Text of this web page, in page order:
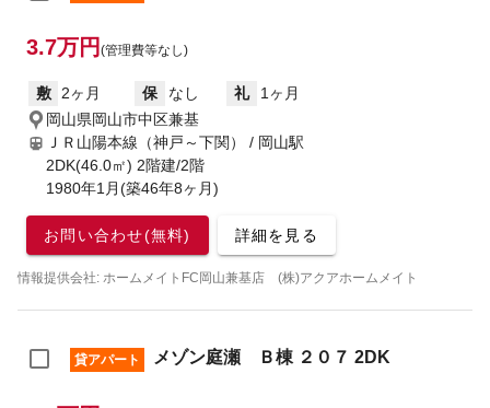
3.7万円 (管理費等なし)
敷 2ヶ月 保 なし 礼
1ヶ月
岡山県岡山市中区兼基
ＪＲ山陽本線（神戸～下関） / 岡山駅
2DK(46.0㎡) 2階建/2階
1980年1月(築46年8ヶ月)
お問い合わせ(無料) 詳細を見る
情報提供会社: ホームメイトFC岡山兼基店 (株)アクアホームメイト
貸アパート メゾン庭瀬 Ｂ棟 ２０７ 2DK